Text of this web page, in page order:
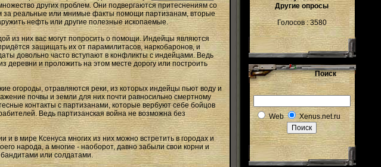
других проблем. Они подвергаются притеснениям со
за реальные или мнимые факты помощи партизанам, вторые
нефть или другие полезные ископаемые.
из них вас могут попросить о помощи. Индейцы являются
защищать их от парамилитасов, наркобаронов, и
довольно часто вступают в конфликты с индейцами. Ведь
деревни и проложить на этом месте дорогу или построить
огороды, отравляются реки, из которых индейцы пьют воду и
почвы и земли для них почти равносильно смертному
контакты с партизанами, которые вербуют себе бойцов
Ведь партизанская война не возможна без
и в мире Ксенуса многих из них можно встретить в городах и
народа, а многие - наоборот, давно забыли свои корни и
или солдатами.
Другие опросы
Голосов : 3580
Поиск
Web Xenus.net.ru